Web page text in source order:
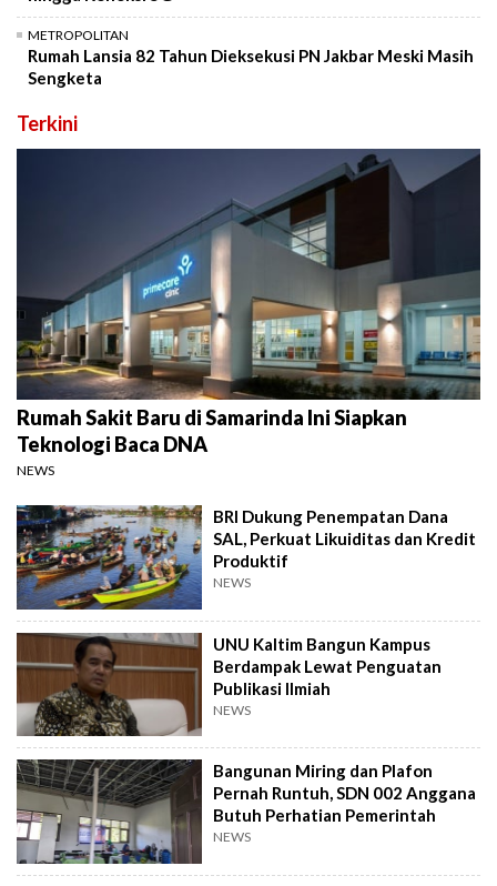
METROPOLITAN
Rumah Lansia 82 Tahun Dieksekusi PN Jakbar Meski Masih
Sengketa
Terkini
Rumah Sakit Baru di Samarinda Ini Siapkan
Teknologi Baca DNA
NEWS
BRI Dukung Penempatan Dana
SAL, Perkuat Likuiditas dan Kredit
Produktif
NEWS
UNU Kaltim Bangun Kampus
Berdampak Lewat Penguatan
Publikasi Ilmiah
NEWS
Bangunan Miring dan Plafon
Pernah Runtuh, SDN 002 Anggana
Butuh Perhatian Pemerintah
NEWS